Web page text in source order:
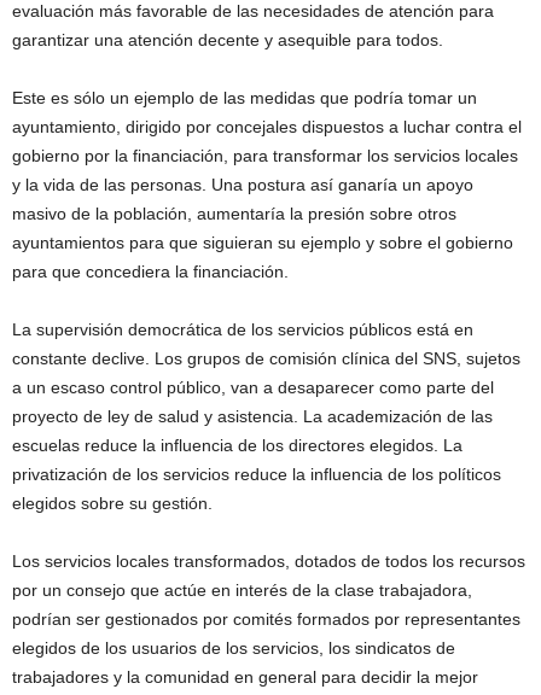
evaluación más favorable de las necesidades de atención para
garantizar una atención decente y asequible para todos.
Este es sólo un ejemplo de las medidas que podría tomar un
ayuntamiento, dirigido por concejales dispuestos a luchar contra el
gobierno por la financiación, para transformar los servicios locales
y la vida de las personas. Una postura así ganaría un apoyo
masivo de la población, aumentaría la presión sobre otros
ayuntamientos para que siguieran su ejemplo y sobre el gobierno
para que concediera la financiación.
La supervisión democrática de los servicios públicos está en
constante declive. Los grupos de comisión clínica del SNS, sujetos
a un escaso control público, van a desaparecer como parte del
proyecto de ley de salud y asistencia. La academización de las
escuelas reduce la influencia de los directores elegidos. La
privatización de los servicios reduce la influencia de los políticos
elegidos sobre su gestión.
Los servicios locales transformados, dotados de todos los recursos
por un consejo que actúe en interés de la clase trabajadora,
podrían ser gestionados por comités formados por representantes
elegidos de los usuarios de los servicios, los sindicatos de
trabajadores y la comunidad en general para decidir la mejor